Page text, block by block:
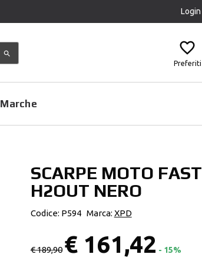
Login
Preferiti
Prodotti Pulizia
Scaldacollo
Sottocasco
Airbag
Fasce Lombari
Ginocchiere
Paraschiena
Protezioni Aggiuntive
Marche
SCARPE MOTO FAST
H2OUT NERO
Codice: P594 Marca: XPD
€ 189,90 € 161,42 - 15%